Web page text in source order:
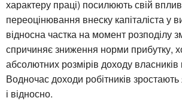
характеру праці) посилюють свій
переоцінювання внеску капіталіста у
відносна частка на момент розподілу
спричиняє зниження норми прибутку,
абсолютних розмірів доходу власників
Водночас доходи робітників
і відносно.